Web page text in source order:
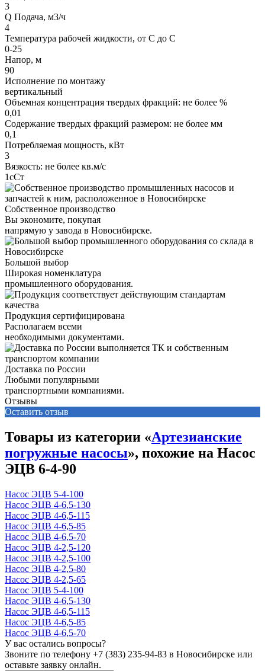
3
Q Подача, м3/ч
4
Температура рабочей жидкости, от С до С
0-25
Напор, м
90
Исполнение по монтажу
вертикальный
Объемная концентрация твердых фракций: не более %
0,01
Содержание твердых фракций размером: не более мм
0,1
Потребляемая мощность, кВт
3
Вязкость: не более кв.м/с
1сСт
Собственное производство
Вы экономите, покупая
напрямую у завода в Новосибирске.
Большой выбор
Широкая номенклатура
промышленного оборудования.
Продукция сертифицирована
Располагаем всеми
необходимыми документами.
Доставка по России
Любыми популярными
транспортными компаниями.
Отзывы
Оставить отзыв
Товары из категории «Артезианские
погружные насосы», похожие на Насос
ЭЦВ 6-4-90
Насос ЭЦВ 5-4-100
Насос ЭЦВ 4-6,5-130
Насос ЭЦВ 4-6,5-115
Насос ЭЦВ 4-6,5-85
Насос ЭЦВ 4-6,5-70
Насос ЭЦВ 4-2,5-120
Насос ЭЦВ 4-2,5-100
Насос ЭЦВ 4-2,5-80
Насос ЭЦВ 4-2,5-65
Насос ЭЦВ 5-4-100
Насос ЭЦВ 4-6,5-130
Насос ЭЦВ 4-6,5-115
Насос ЭЦВ 4-6,5-85
Насос ЭЦВ 4-6,5-70
У вас остались вопросы?
Звоните по телефону +7 (383) 235-94-83 в Новосибирске или
оставьте заявку онлайн.